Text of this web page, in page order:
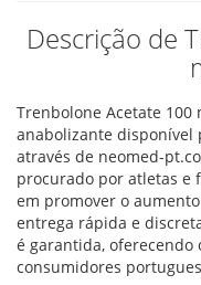
Descrição de
Trenbolone Acetate
anabolizante disponível
através de neomed-
procurado por atletas e
em promover o
entrega rápida e
é garantida, oferecendo
consumidores